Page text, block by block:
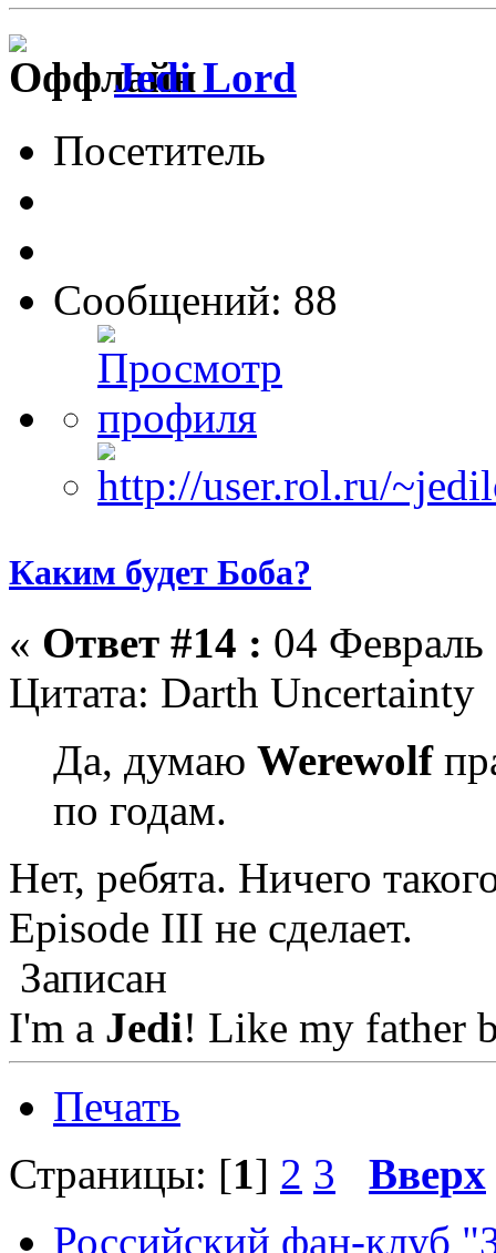
Jedi Lord
Посетитель
Сообщений: 88
Каким будет Боба?
« Ответ #14 : 04
Цитата: Darth Uncertainty
Да, думаю Werewolf
по годам.
Нет, ребята. Ничего
Episode III не сделает.
Записан
I'm a Jedi! Like my father
Печать
Страницы: [1] 2 3
Вверх
Российский фан-клуб